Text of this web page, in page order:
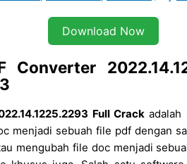
Download Now
Converter
Full Crack adalah
menjadi sebuah file pdf dengan
mengubah file doc menjadi